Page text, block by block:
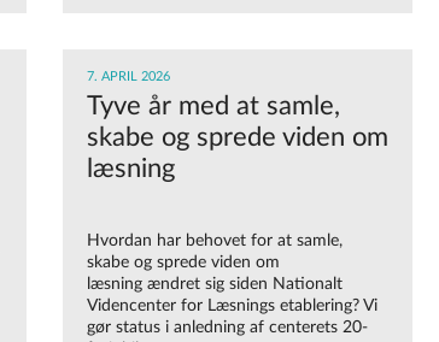
7. APRIL 2026
Tyve år med at samle,
skabe og sprede viden om
læsning
Hvordan har behovet for at samle,
skabe og sprede viden om
læsning ændret sig siden Nationalt
Videncenter for Læsnings etablering? Vi
gør status i anledning af centerets 20-